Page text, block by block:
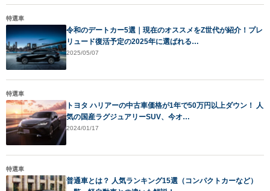
特選車
令和のデートカー5選｜現在のオススメをZ世代が紹介！プレ
リュード復活予定の2025年に選ばれる…
2025/05/07
特選車
トヨタ ハリアーの中古車価格が1年で50万円以上ダウン！ 人
気の国産ラグジュアリーSUV、今オ…
2024/01/17
特選車
普通車とは？ 人気ランキング15選（コンパクトカーなど）